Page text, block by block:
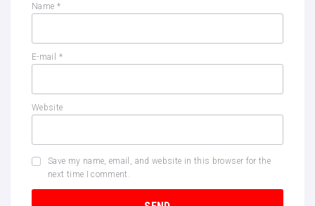
Name *
E-mail *
Website
Save my name, email, and website in this browser for the
next time I comment.